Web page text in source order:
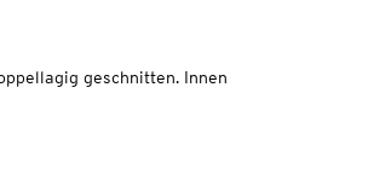
geschnitten. Innen